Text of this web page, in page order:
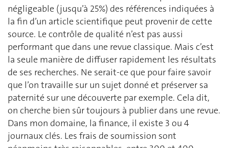
négligeable (jusqu’à 25%) des références indiquées à
la fin d’un article scientifique peut provenir de cette
source. Le contrôle de qualité n’est pas aussi
performant que dans une revue classique. Mais c’est
la seule manière de diffuser rapidement les résultats
de ses recherches. Ne serait-ce que pour faire savoir
que l’on travaille sur un sujet donné et préserver sa
paternité sur une découverte par exemple. Cela dit,
on cherche bien sûr toujours à publier dans une revue.
Dans mon domaine, la finance, il existe 3 ou 4
journaux clés. Les frais de soumission sont